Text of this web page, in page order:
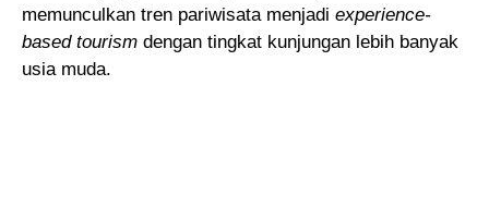
memunculkan tren pariwisata menjadi experience-
based tourism dengan tingkat kunjungan lebih banyak
usia muda.